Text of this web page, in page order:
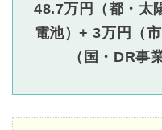
48.7万円（都・太
電池）+ 3万円（
（国・DR事